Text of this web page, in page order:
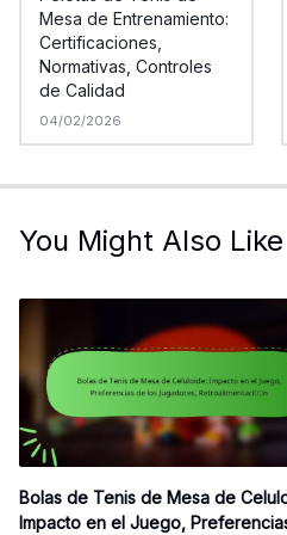
Mesa de Entrenamiento:
Certificaciones,
Normativas, Controles
de Calidad
04/02/2026
You Might Also Like
Bolas de Tenis de Mesa de
Impacto en el Juego,